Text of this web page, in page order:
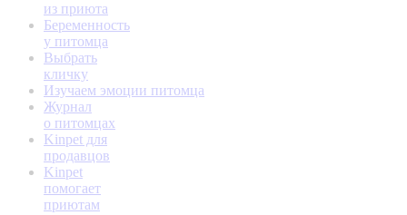
из приюта
Беременность
у питомца
Выбрать
кличку
Изучаем эмоции питомца
Журнал
о питомцах
Kinpet для
продавцов
Kinpet
помогает
приютам